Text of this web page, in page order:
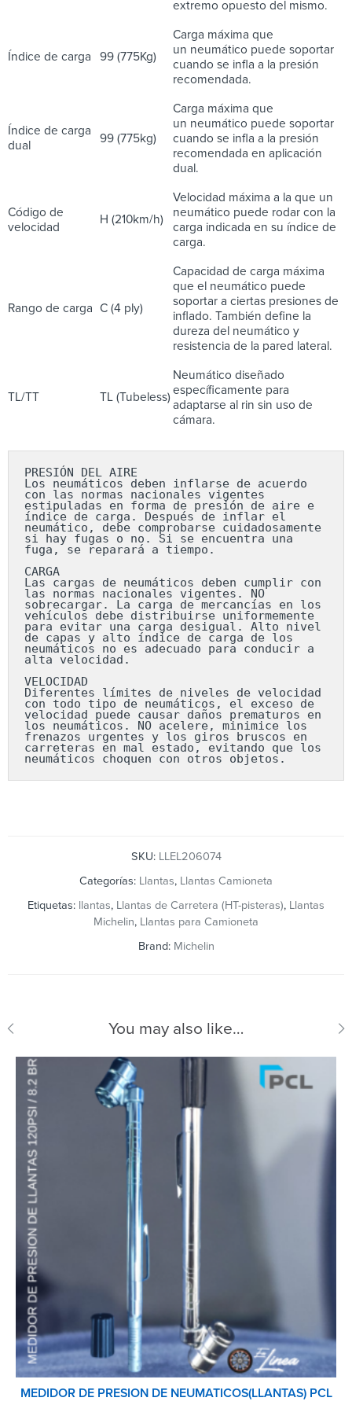
extremo opuesto del mismo.
Índice de carga 99 (775Kg)
Carga máxima que
un neumático puede soportar
cuando se infla a la presión
recomendada.
Índice de carga
dual
99 (775kg)
Carga máxima que
un neumático puede soportar
cuando se infla a la presión
recomendada en aplicación
dual.
Código de
velocidad
H (210km/h)
Velocidad máxima a la que un
neumático puede rodar con la
carga indicada en su índice de
carga.
Rango de carga C (4 ply)
Capacidad de carga máxima
que el neumático puede
soportar a ciertas presiones de
inflado. También define la
dureza del neumático y
resistencia de la pared lateral.
TL/TT TL (Tubeless)
Neumático diseñado
específicamente para
adaptarse al rin sin uso de
cámara.
PRESIÓN DEL AIRE
Los neumáticos deben inflarse de acuerdo
con las normas nacionales vigentes
estipuladas en forma de presión de aire e
índice de carga. Después de inflar el
neumático, debe comprobarse cuidadosamente
si hay fugas o no. Si se encuentra una
fuga, se reparará a tiempo.
CARGA
Las cargas de neumáticos deben cumplir con
las normas nacionales vigentes. NO
sobrecargar. La carga de mercancías en los
vehículos debe distribuirse uniformemente
para evitar una carga desigual. Alto nivel
de capas y alto índice de carga de los
neumáticos no es adecuado para conducir a
alta velocidad.
VELOCIDAD
Diferentes límites de niveles de velocidad
con todo tipo de neumáticos, el exceso de
velocidad puede causar daños prematuros en
los neumáticos. NO acelere, minimice los
frenazos urgentes y los giros bruscos en
carreteras en mal estado, evitando que los
neumáticos choquen con otros objetos.
SKU: LLEL206074
Categorías: Llantas, Llantas Camioneta
Etiquetas: llantas, Llantas de Carretera (HT-pisteras), Llantas
Michelin, Llantas para Camioneta
Brand: Michelin
You may also like…
MEDIDOR DE PRESION DE NEUMATICOS(LLANTAS) PCL